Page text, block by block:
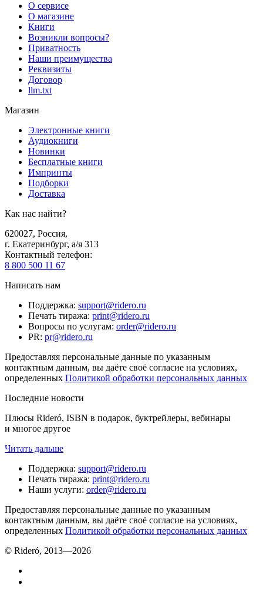
О сервисе
О магазине
Книги
Возникли вопросы?
Приватность
Наши преимущества
Реквизиты
Договор
llm.txt
Магазин
Электронные книги
Аудиокниги
Новинки
Бесплатные книги
Импринты
Подборки
Доставка
Как нас найти?
620027, Россия,
г. Екатеринбург, а/я 313
Контактный телефон:
8 800 500 11 67
Написать нам
Поддержка: support@ridero.ru
Печать тиража: print@ridero.ru
Вопросы по услугам: order@ridero.ru
PR: pr@ridero.ru
Предоставляя персональные данные по указанным
контактным данным, вы даёте своё согласие на условиях,
определенных Политикой обработки персональных данных
Последние новости
Плюсы Rideró, ISBN в подарок, буктрейлеры, вебинары
и многое другое
Читать дальше
Поддержка: support@ridero.ru
Печать тиража: print@ridero.ru
Наши услуги: order@ridero.ru
Предоставляя персональные данные по указанным
контактным данным, вы даёте своё согласие на условиях,
определенных Политикой обработки персональных данных
© Rideró, 2013—2026